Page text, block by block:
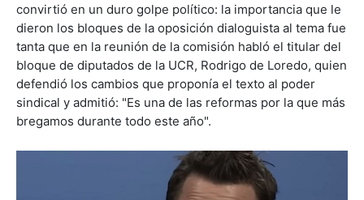
convirtió en un duro golpe político: la importancia que le
dieron los bloques de la oposición dialoguista al tema fue
tanta que en la reunión de la comisión habló el titular del
bloque de diputados de la UCR, Rodrigo de Loredo, quien
defendió los cambios que proponía el texto al poder
sindical y admitió: "Es una de las reformas por la que más
bregamos durante todo este año".